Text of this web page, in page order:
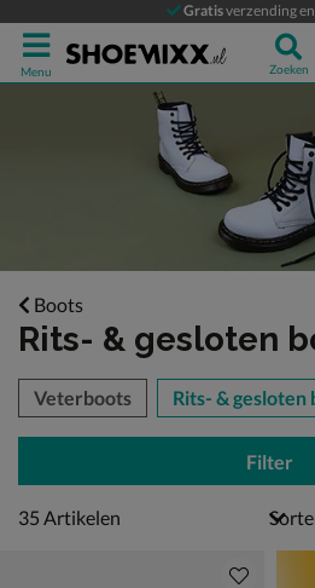
Gratisverzending
Menu Zoeken
Boots
Rits- & gesloten
over
Veterboots Rits- & gesloten
Filter
35 artikelen
35 Artikelen